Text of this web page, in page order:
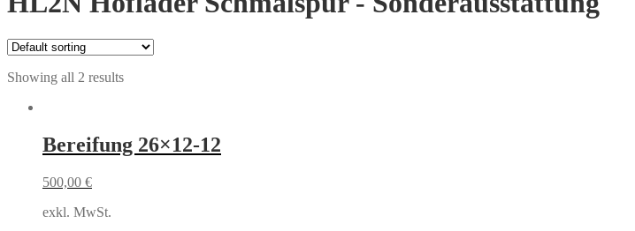
Showing all 2 results
Bereifung 26×12-12
500,00 €
exkl. MwSt.